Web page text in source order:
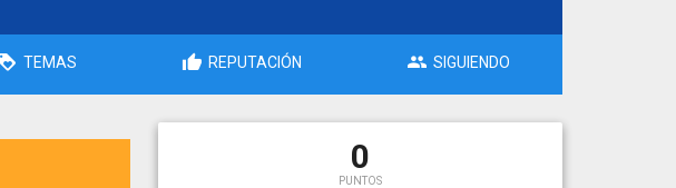
TEMAS REPUTACIÓN SIGUIENDO
0
PUNTOS